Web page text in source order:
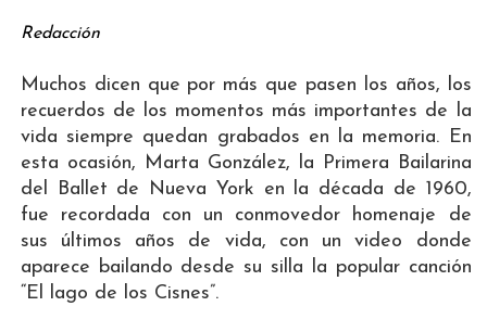
Redacción
Muchos dicen que por más que pasen los años, los
recuerdos de los momentos más importantes de la
vida siempre quedan grabados en la memoria. En
esta ocasión, Marta González, la Primera Bailarina
del Ballet de Nueva York en la década de 1960,
fue recordada con un conmovedor homenaje de
sus últimos años de vida, con un video donde
aparece bailando desde su silla la popular canción
“El lago de los Cisnes”.